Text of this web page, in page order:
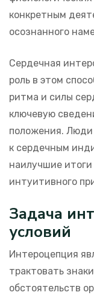
конкретным
осознанного
Сердечная
роль в этом
ритма и силы
ключевую
положения.
к сердечным
наилучшие
интуитивного
Задача
условий
Интероцепция
трактовать
обстоятельств